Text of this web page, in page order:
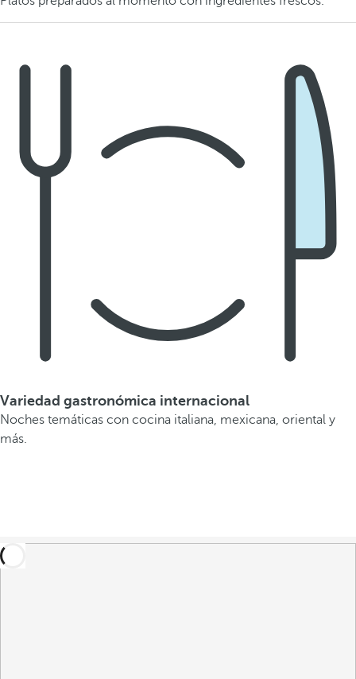
Variedad gastronómica internacional
Noches temáticas con cocina italiana, mexicana, oriental y
más.